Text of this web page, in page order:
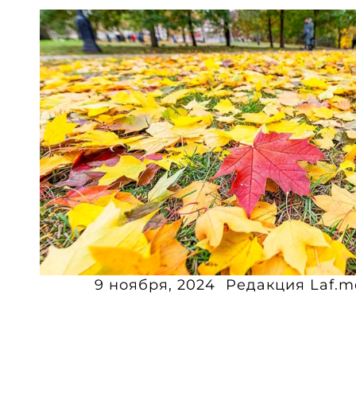
9 ноября, 2024 Редакция